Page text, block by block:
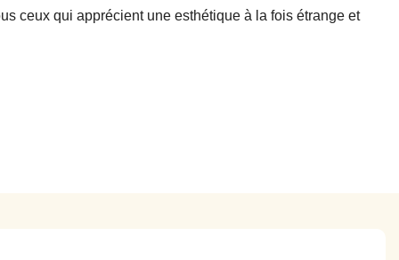
ceux qui apprécient une esthétique à la fois étrange et